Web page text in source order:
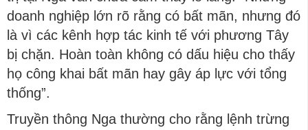
doanh nghiệp lớn rõ rằng có bất mãn, nhưng đó
là vì các kênh hợp tác kinh tế với phương Tây
bị chặn. Hoàn toàn không có dấu hiệu cho thấy
họ công khai bất mãn hay gây áp lực với tổng
thống”.
Truyền thông Nga thường cho rằng lệnh trừng